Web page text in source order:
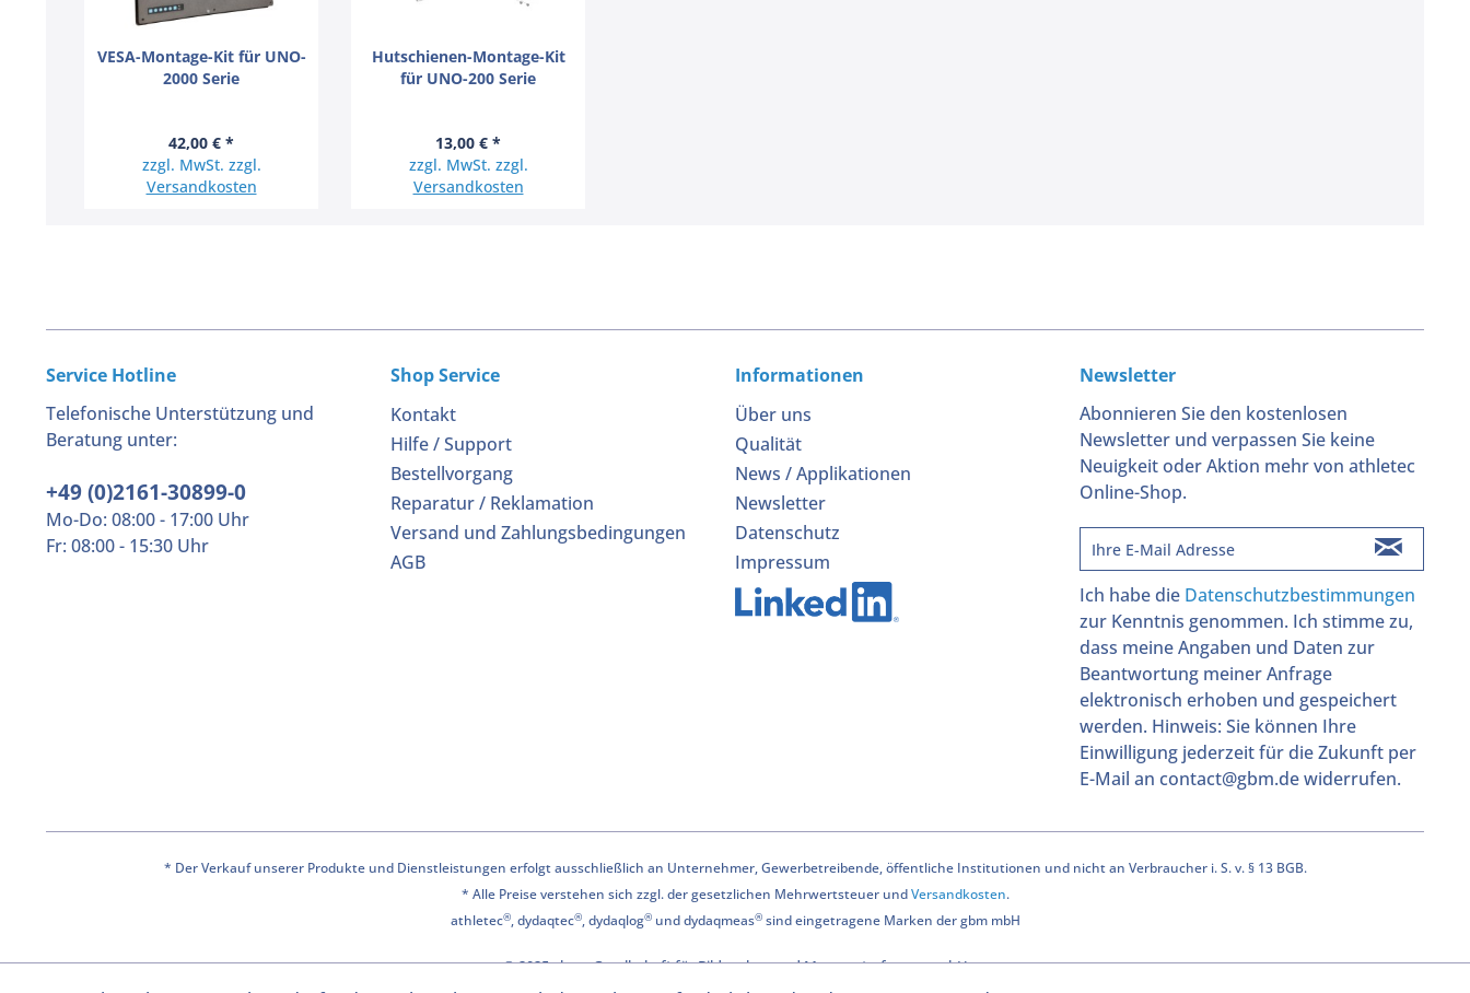
VESA-Montage-Kit für UNO-
2000 Serie
42,00 € *
zzgl. MwSt. zzgl.
Versandkosten
Hutschienen-Montage-Kit
für UNO-200 Serie
13,00 € *
zzgl. MwSt. zzgl.
Versandkosten
Service Hotline
Telefonische Unterstützung und
Beratung unter:
+49 (0)2161-30899-0
Mo-Do: 08:00 - 17:00 Uhr
Fr: 08:00 - 15:30 Uhr
Shop Service
Kontakt
Hilfe / Support
Bestellvorgang
Reparatur / Reklamation
Versand und Zahlungsbedingungen
AGB
Informationen
Über uns
Qualität
News / Applikationen
Newsletter
Datenschutz
Impressum
Newsletter
Abonnieren Sie den kostenlosen
Newsletter und verpassen Sie keine
Neuigkeit oder Aktion mehr von athletec
Online-Shop.
Ich habe die Datenschutzbestimmungen
zur Kenntnis genommen. Ich stimme zu,
dass meine Angaben und Daten zur
Beantwortung meiner Anfrage
elektronisch erhoben und gespeichert
werden. Hinweis: Sie können Ihre
Einwilligung jederzeit für die Zukunft per
E-Mail an contact@gbm.de widerrufen.
* Der Verkauf unserer Produkte und Dienstleistungen erfolgt ausschließlich an Unternehmer, Gewerbetreibende, öffentliche Institutionen und nicht an Verbraucher i. S. v. § 13 BGB.
* Alle Preise verstehen sich zzgl. der gesetzlichen Mehrwertsteuer undVersandkosten.
athletec®, dydaqtec®, dydaqlog®und dydaqmeas®sind eingetragene Marken der gbm mbH
© 2025 gbm - Gesellschaft für Bildanalyse und Messwerterfassung mbH